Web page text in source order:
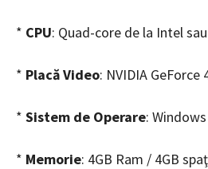
* CPU: Quad-core de la Intel
* Placă Video: NVIDIA GeForce
* Sistem de Operare:
* Memorie: 4GB Ram / 4GB